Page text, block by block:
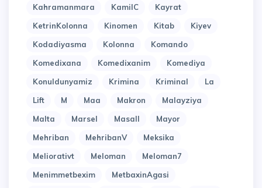
Kahramanmara
KamilC
Kayrat
KetrinKolonna
Kinomen Kitab
Kiyev
Kodadiyasma
Kolonna
Komando
Komedixana
Komedixanim
Komediya
Konuldunyamiz
Krimina Kriminal
La
Lift
M Maa Makron
Malayziya
Malta
Marsel Masall
Mayor
Mehriban
MehribanV
Meksika
Meliorativt
Meloman
Meloman7
Menimmetbexim
MetbaxinAgasi